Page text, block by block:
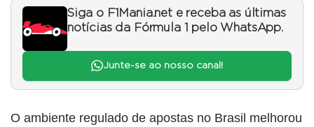
Siga o F1Mania.net e receba as últimas
notícias da Fórmula 1 pelo WhatsApp.
Junte-se ao nosso canal!
O ambiente regulado de apostas no Brasil melhorou